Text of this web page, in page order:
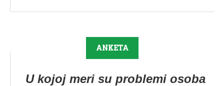
ANKETA
U kojoj meri su problemi osoba